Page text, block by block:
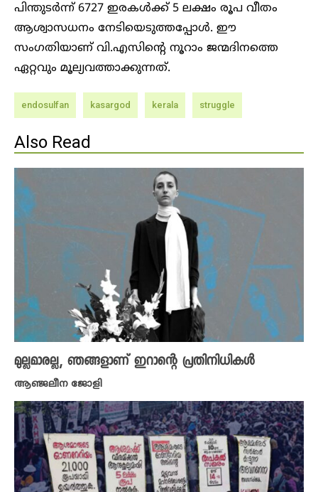
പിന്തുടർന്ന് 6727 ഇരകൾക്ക് 5 ലക്ഷം രൂപ വീതം
ആശ്വാസധനം നേടിയെടുത്തപ്പോൾ. ഈ
സംഗതിയാണ് വി.എസിന്റെ നൂറാം ജന്മദിനത്തെ
ഏറ്റവും മൂല്യവത്താക്കുന്നത്.
endosulfan kasargod kerala struggle
Also Read
മുല്ലമാരല്ല, ഞങ്ങളാണ് ഇറാന്റെ പ്രതിനിധികൾ
ആഞ്ജലീന ജോളി